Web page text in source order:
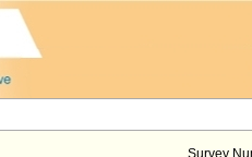
Survey